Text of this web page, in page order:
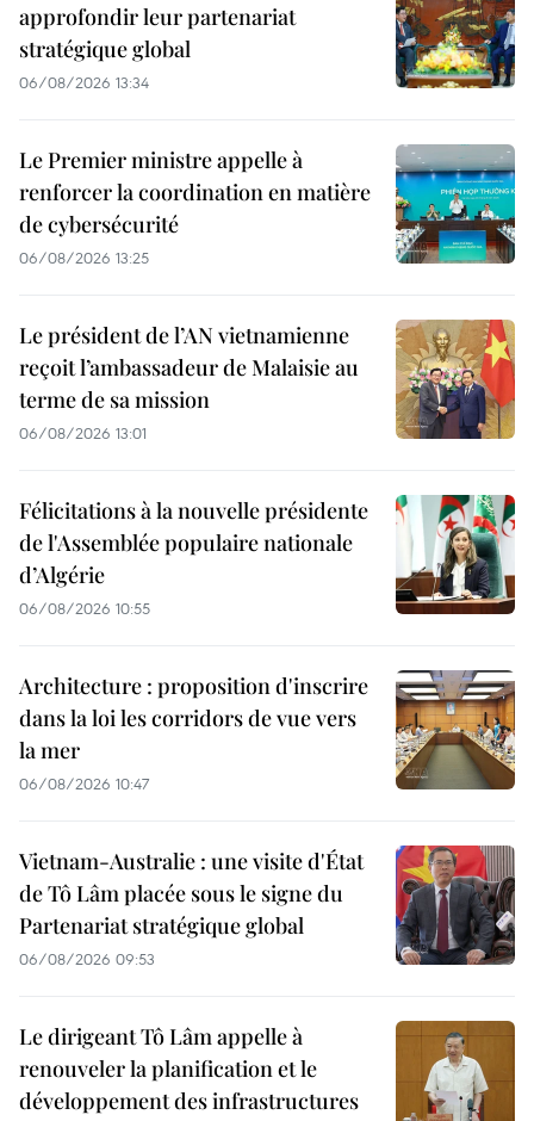
approfondir leur partenariat
stratégique global
06/08/2026 13:34
Le Premier ministre appelle à
renforcer la coordination en matière
de cybersécurité
06/08/2026 13:25
Le président de l’AN vietnamienne
reçoit l’ambassadeur de Malaisie au
terme de sa mission
06/08/2026 13:01
Félicitations à la nouvelle présidente
de l'Assemblée populaire nationale
d’Algérie
06/08/2026 10:55
Architecture : proposition d'inscrire
dans la loi les corridors de vue vers
la mer
06/08/2026 10:47
Vietnam-Australie : une visite d'État
de Tô Lâm placée sous le signe du
Partenariat stratégique global
06/08/2026 09:53
Le dirigeant Tô Lâm appelle à
renouveler la planification et le
développement des infrastructures